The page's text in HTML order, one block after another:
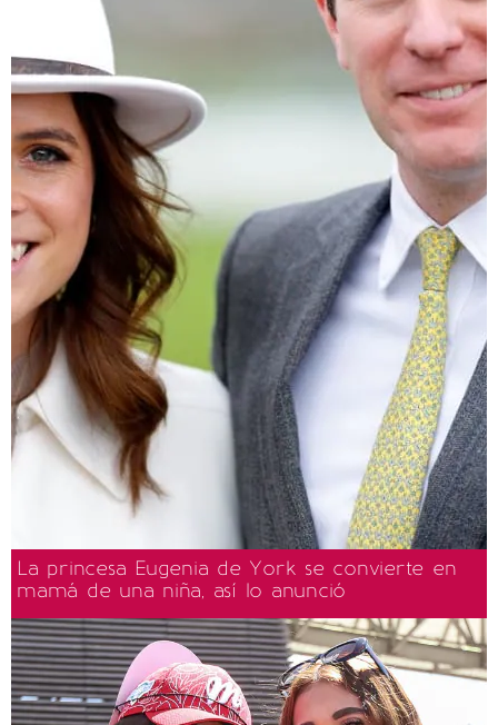
La princesa Eugenia de York se convierte en
mamá de una niña, así lo anunció